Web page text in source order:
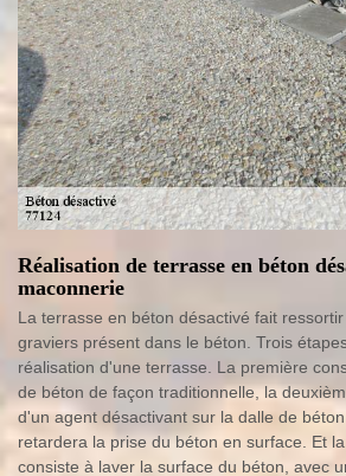
Réalisation de terrasse en béton
maconnerie
La terrasse en béton désactivé fait
graviers présent dans le béton. Trois
réalisation d'une terrasse. La première
de béton de façon traditionnelle, la
d'un agent désactivant sur la dalle de
retardera la prise du béton en surface. Et
consiste à laver la surface du béton, avec